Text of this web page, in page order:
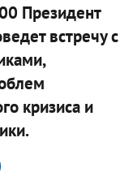
Президент
встречу с
кризиса и